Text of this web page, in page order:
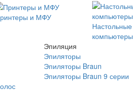
и МФУ
Настольные
компьютеры
Эпиляция
Эпиляторы
Эпиляторы Braun
Эпиляторы Braun 9 серии